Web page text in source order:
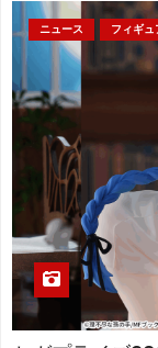
ニュース フィギュ